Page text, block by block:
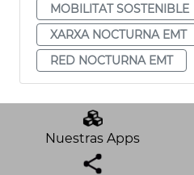
MOBILITAT SOSTENIBLE
XARXA NOCTURNA EMT
RED NOCTURNA EMT
Nuestras Apps